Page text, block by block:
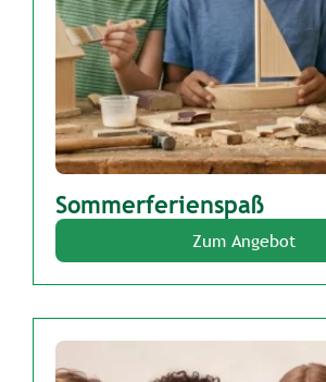
Sommerferienspaß
Zum Angebot